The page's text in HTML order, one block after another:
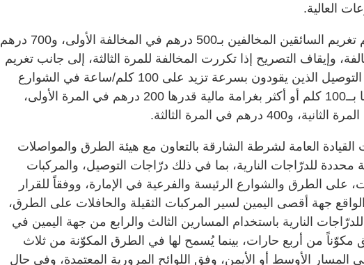
العالية.
ووفقاً للقرار يتم تغريم السائقين المخالفين بـ500 درهم في المخالفة الأولى، و700 درهم
وإيقاف التصريح إذا تكررت المخالفة للمرة الثالثة، إلى جانب تغريم
سائقي درّاجات التوصيل الذين يقودون بسرعة تزيد على 100 كلم/ساعة في الشوارع
المحددة سرعتها بــ100 كلم أو أكثر بغرامة مالية قدرها 200 درهم في المرة الأولى،
العامة لشرطة الشارقة بالتعاون مع هيئة الطرق والمواصلات
للدرّاجات النارية، بما في ذلك درّاجات التوصيل، والمركبات
على الطرق والشوارع الرئيسة والفرعية في الإمارة، ووفقاً للقرار
جهة أقصى اليمين لسير المركبات الثقيلة والحافلات على الطرق،
النارية باستخدام المسارين الثالث والرابع من جهة اليمين في
مكوّناً من أربع حارات، بينما يُسمح لها في الطرق المكوّنة من ثلاث
المسار الأوسط أو الأيمن، وفق اللوائح المرورية المعتمدة، وفي حال